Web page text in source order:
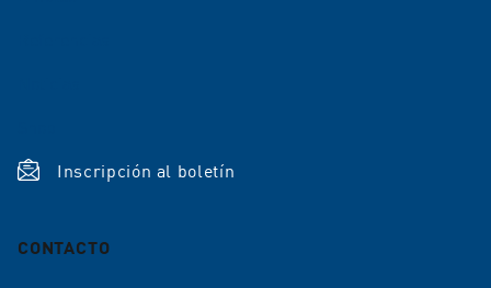
Inscripción al boletín
CONTACTO